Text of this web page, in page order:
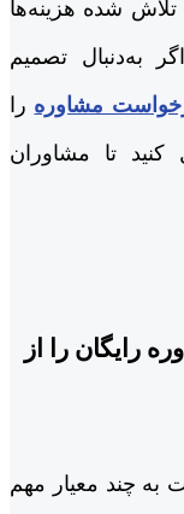
شده هزینه‌ها
به‌دنبال تصمیم
مشاوره را
تا مشاوران
رایگان را از
به چند معیار مهم